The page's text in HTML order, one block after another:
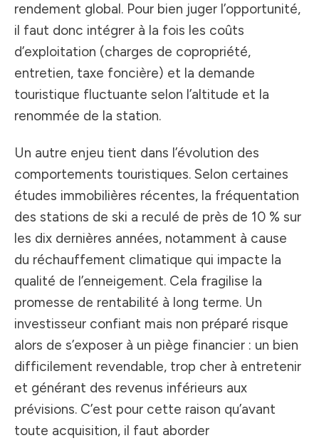
rendement global. Pour bien juger l’opportunité,
il faut donc intégrer à la fois les coûts
d’exploitation (charges de copropriété,
entretien, taxe foncière) et la demande
touristique fluctuante selon l’altitude et la
renommée de la station.
Un autre enjeu tient dans l’évolution des
comportements touristiques. Selon certaines
études immobilières récentes, la fréquentation
des stations de ski a reculé de près de 10 % sur
les dix dernières années, notamment à cause
du réchauffement climatique qui impacte la
qualité de l’enneigement. Cela fragilise la
promesse de rentabilité à long terme. Un
investisseur confiant mais non préparé risque
alors de s’exposer à un piège financier : un bien
difficilement revendable, trop cher à entretenir
et générant des revenus inférieurs aux
prévisions. C’est pour cette raison qu’avant
toute acquisition, il faut aborder